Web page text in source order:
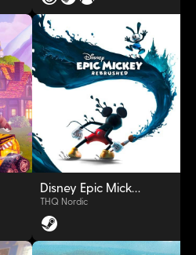
OYNAT
Disney Epic Mickey: Rebrushed
THQ Nordic